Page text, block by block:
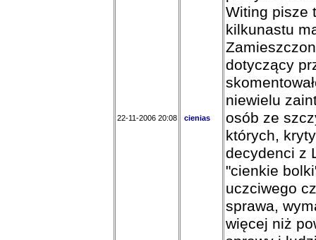
22-11-2006 20:08 cienias
Witing pisze
kilkunastu
dotyczący
niewielu
osób ze
których,
decydenci z
"cienkie
uczciwego
sprawa,
więcej niż